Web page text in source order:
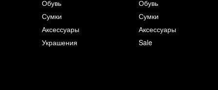
Обувь
Сумки
Аксессуары
Украшения
Обувь
Сумки
Аксессуары
Sale